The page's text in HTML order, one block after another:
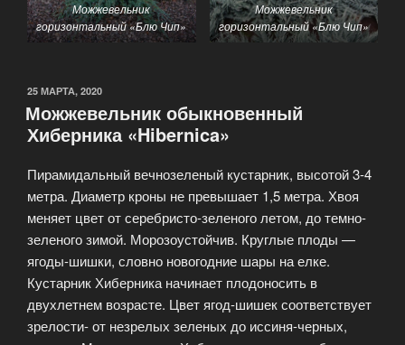
Можжевельник
горизонтальный «Блю Чип»
Можжевельник
горизонтальный «Блю Чип»
25 МАРТА, 2020
Можжевельник обыкновенный
Хиберника «Hibernica»
Пирамидальный вечнозеленый кустарник, высотой 3-4
метра. Диаметр кроны не превышает 1,5 метра. Хвоя
меняет цвет от серебристо-зеленого летом, до темно-
зеленого зимой. Морозоустойчив. Круглые плоды —
ягоды-шишки, словно новогодние шары на елке.
Кустарник Хиберника начинает плодоносить в
двухлетнем возрасте. Цвет ягод-шишек соответствует
зрелости- от незрелых зеленых до иссиня-черных,